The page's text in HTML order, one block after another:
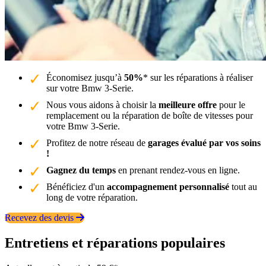
Économisez jusqu’à 50%* sur les réparations à réaliser
sur votre Bmw 3-Serie.
Nous vous aidons à choisir la meilleure offre pour le
remplacement ou la réparation de boîte de vitesses pour
votre Bmw 3-Serie.
Profitez de notre réseau de garages évalué par vos soins
!
Gagnez du temps en prenant rendez-vous en ligne.
Bénéficiez d'un accompagnement personnalisé tout au
long de votre réparation.
Recevez des devis
Entretiens et réparations populaires